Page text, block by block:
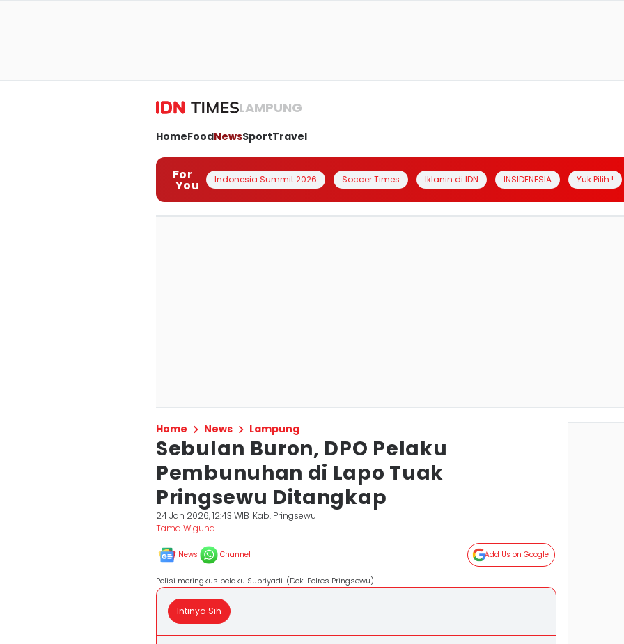
LAMPUNG
HomeFoodNewsSportTravel
For
You Indonesia Summit 2026 Soccer Times Iklanin di IDN INSIDENESIA Yuk Pilih !
Home News Lampung
Sebulan Buron, DPO Pelaku
Pembunuhan di Lapo Tuak
Pringsewu Ditangkap
24 Jan 2026, 12:43 WIB Kab. Pringsewu
Tama Wiguna
News Channel Add Us on Google
Polisi meringkus pelaku Supriyadi. (Dok. Polres Pringsewu).
Intinya Sih